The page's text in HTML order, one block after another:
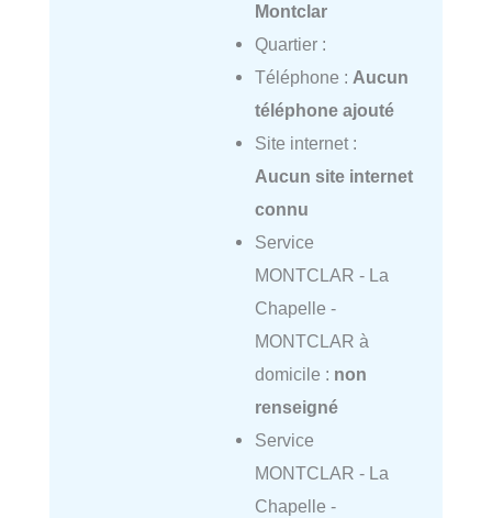
Montclar
Quartier :
Téléphone : Aucun
téléphone ajouté
Site internet :
Aucun site internet
connu
Service
MONTCLAR - La
Chapelle -
MONTCLAR à
domicile : non
renseigné
Service
MONTCLAR - La
Chapelle -